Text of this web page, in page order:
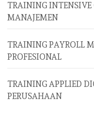
TRAINING INTENSIVE
MANAJEMEN
TRAINING PAYROLL
PROFESIONAL
TRAINING APPLIED
PERUSAHAAN